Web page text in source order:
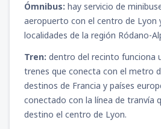
Ómnibus: hay servicio de
aeropuerto con el centro de Lyon
localidades de la región Ródano-
Tren: dentro del recinto funciona
trenes que conecta con el metro
destinos de Francia y países
conectado con la línea de tranvía
destino el centro de Lyon.